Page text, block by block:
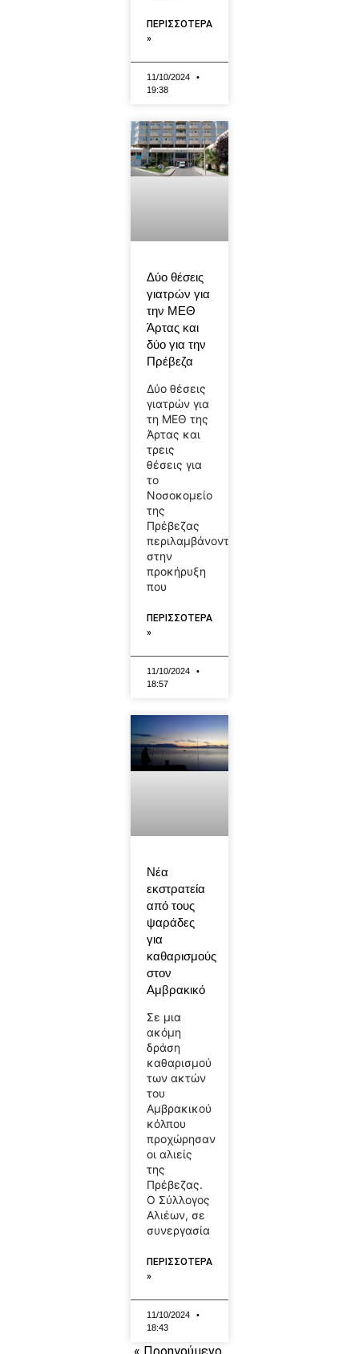
ΠΕΡΙΣΣΟΤΕΡΑ
»
11/10/2024
19:38
Δύο θέσεις
γιατρών για
την ΜΕΘ
Άρτας και
δύο για την
Πρέβεζα
Δύο θέσεις
γιατρών για
τη ΜΕΘ της
Άρτας και
τρεις
θέσεις για
το
Νοσοκομείο
της
Πρέβεζας
περιλαμβάνονται
στην
προκήρυξη
που
ΠΕΡΙΣΣΟΤΕΡΑ
»
11/10/2024
18:57
Νέα
εκστρατεία
από τους
ψαράδες
για
καθαρισμούς
στον
Αμβρακικό
Σε μια
ακόμη
δράση
καθαρισμού
των ακτών
του
Αμβρακικού
κόλπου
προχώρησαν
οι αλιείς
της
Πρέβεζας.
Ο Σύλλογος
Αλιέων, σε
συνεργασία
ΠΕΡΙΣΣΟΤΕΡΑ
»
11/10/2024
18:43
« Προηγούμενο